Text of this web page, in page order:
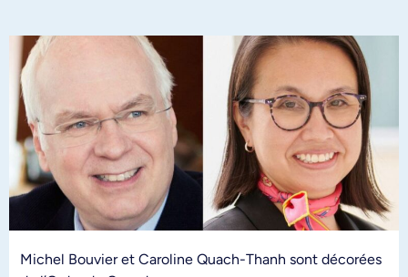
Michel Bouvier et Caroline Quach-Thanh sont décorées